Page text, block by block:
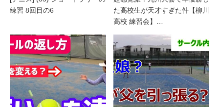
練習 8回目の6
た高校生が天才すぎた件【柳川
高校 練習会】…